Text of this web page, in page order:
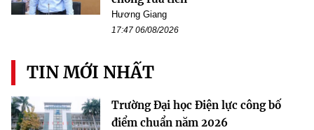
Hương Giang
17:47 06/08/2026
TIN MỚI NHẤT
Trường Đại học Điện lực công bố
điểm chuẩn năm 2026